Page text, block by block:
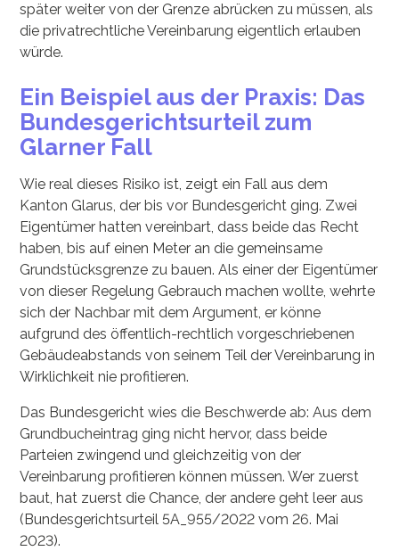
später weiter von der Grenze abrücken zu müssen, als
die privatrechtliche Vereinbarung eigentlich erlauben
würde.
Ein Beispiel aus der Praxis: Das
Bundesgerichtsurteil zum
Glarner Fall
Wie real dieses Risiko ist, zeigt ein Fall aus dem
Kanton Glarus, der bis vor Bundesgericht ging. Zwei
Eigentümer hatten vereinbart, dass beide das Recht
haben, bis auf einen Meter an die gemeinsame
Grundstücksgrenze zu bauen. Als einer der Eigentümer
von dieser Regelung Gebrauch machen wollte, wehrte
sich der Nachbar mit dem Argument, er könne
aufgrund des öffentlich-rechtlich vorgeschriebenen
Gebäudeabstands von seinem Teil der Vereinbarung in
Wirklichkeit nie profitieren.
Das Bundesgericht wies die Beschwerde ab: Aus dem
Grundbucheintrag ging nicht hervor, dass beide
Parteien zwingend und gleichzeitig von der
Vereinbarung profitieren können müssen. Wer zuerst
baut, hat zuerst die Chance, der andere geht leer aus
(Bundesgerichtsurteil 5A_955/2022 vom 26. Mai
2023).